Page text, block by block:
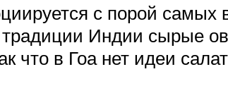
с порой
Индии сырые
что в Гоа нет идеи